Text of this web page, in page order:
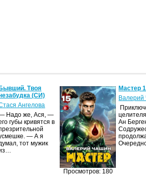
Бывший. Твоя
(СИ)
Ангелова
Надо же, Ася, —
губы кривятся в
— А я
тот мужик
Просмотров: 180
Мастер
Ан